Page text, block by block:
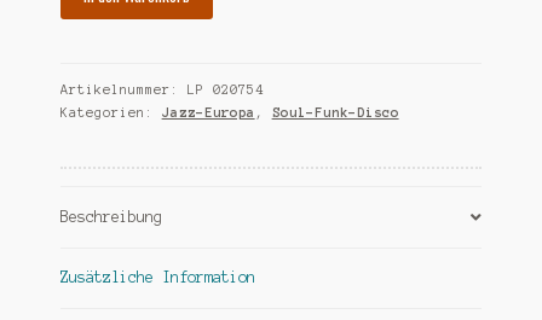
Menge
Artikelnummer: LP 020754
Kategorien: Jazz-Europa , Soul-Funk-Disco
Beschreibung
Zusätzliche Information